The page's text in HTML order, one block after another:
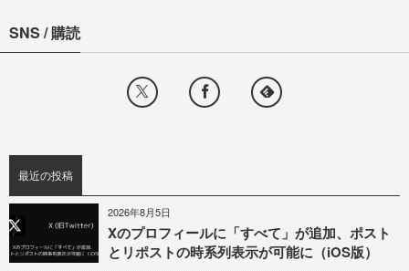
SNS / 購読
最近の投稿
2026年8月5日
Xのプロフィールに「すべて」が追加、ポスト
とリポストの時系列表示が可能に（iOS版）